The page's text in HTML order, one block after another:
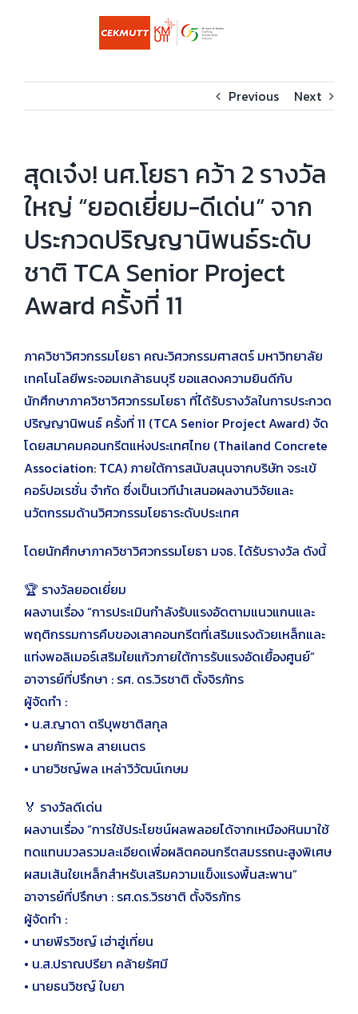
Previous Next
สุดเจ๋ง! นศ.โยธา คว้า 2 รางวัล
ใหญ่ “ยอดเยี่ยม-ดีเด่น” จาก
ประกวดปริญญานิพนธ์ระดับ
ชาติ TCA Senior Project
Award ครั้งที่ 11
ภาควิชาวิศวกรรมโยธา คณะวิศวกรรมศาสตร์ มหาวิทยาลัย
เทคโนโลยีพระจอมเกล้าธนบุรี ขอแสดงความยินดีกับ
นักศึกษาภาควิชาวิศวกรรมโยธา ที่ได้รับรางวัลในการประกวด
ปริญญานิพนธ์ ครั้งที่ 11 (TCA Senior Project Award) จัด
โดยสมาคมคอนกรีตแห่งประเทศไทย (Thailand Concrete
Association: TCA) ภายใต้การสนับสนุนจากบริษัท จระเข้
คอร์ปอเรชั่น จำกัด ซึ่งเป็นเวทีนำเสนอผลงานวิจัยและ
นวัตกรรมด้านวิศวกรรมโยธาระดับประเทศ
โดยนักศึกษาภาควิชาวิศวกรรมโยธา มจธ. ได้รับรางวัล ดังนี้
🏆 รางวัลยอดเยี่ยม
ผลงานเรื่อง “การประเมินกำลังรับแรงอัดตามแนวแกนและ
พฤติกรรมการคืบของเสาคอนกรีตที่เสริมแรงด้วยเหล็กและ
แท่งพอลิเมอร์เสริมใยแก้วภายใต้การรับแรงอัดเยื้องศูนย์”
อาจารย์ที่ปรึกษา : รศ. ดร.วิรชาติ ตั้งจิรภัทร
ผู้จัดทำ :
• น.ส.ญาดา ตรีบุพชาติสกุล
• นายภัทรพล สายเนตร
• นายวิชญ์พล เหล่าวิวัฒน์เกษม
🏅 รางวัลดีเด่น
ผลงานเรื่อง “การใช้ประโยชน์ผลพลอยได้จากเหมืองหินมาใช้
ทดแทนมวลรวมละเอียดเพื่อผลิตคอนกรีตสมรรถนะสูงพิเศษ
ผสมเส้นใยเหล็กสำหรับเสริมความแข็งแรงพื้นสะพาน”
อาจารย์ที่ปรึกษา : รศ.ดร.วิรชาติ ตั้งจิรภัทร
ผู้จัดทำ :
• นายพีรวิชญ์ เฮ่าฮู่เที่ยน
• น.ส.ปราณปรียา คล้ายรัศมี
• นายธนวิชญ์ ใบยา